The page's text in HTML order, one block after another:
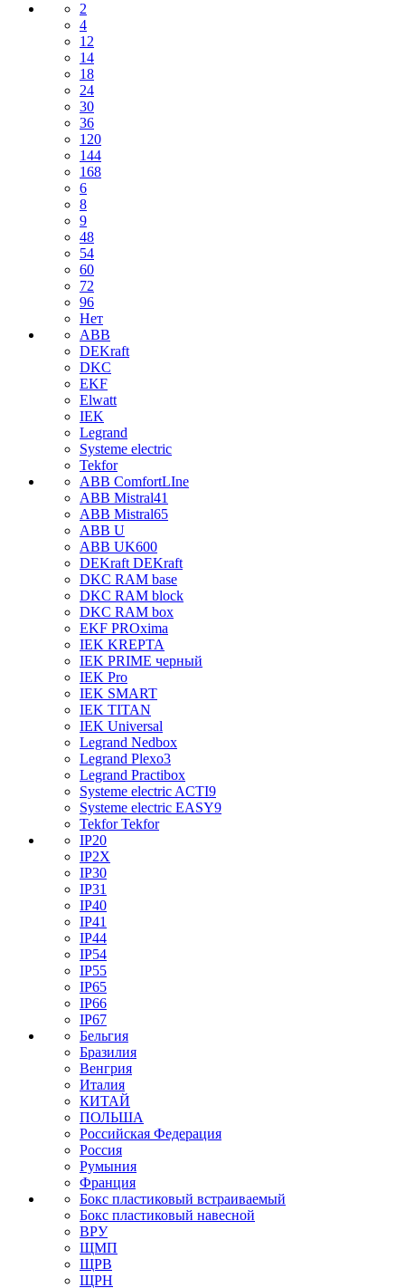
2
4
12
14
18
24
30
36
120
144
168
6
8
9
48
54
60
72
96
Нет
ABB
DEKraft
DKC
EKF
Elwatt
IEK
Legrand
Systeme electric
Tekfor
ABB ComfortLIne
ABB Mistral41
ABB Mistral65
ABB U
ABB UK600
DEKraft DEKraft
DKC RAM base
DKC RAM block
DKC RAM box
EKF PROxima
IEK KREPTA
IEK PRIME черный
IEK Pro
IEK SMART
IEK TITAN
IEK Universal
Legrand Nedbox
Legrand Plexo3
Legrand Practibox
Systeme electric ACTI9
Systeme electric EASY9
Tekfor Tekfor
IP20
IP2X
IP30
IP31
IP40
IP41
IP44
IP54
IP55
IP65
IP66
IP67
Бельгия
Бразилия
Венгрия
Италия
КИТАЙ
ПОЛЬША
Российская Федерация
Россия
Румыния
Франция
Бокс пластиковый встраиваемый
Бокс пластиковый навесной
ВРУ
ЩМП
ЩРВ
ЩРН